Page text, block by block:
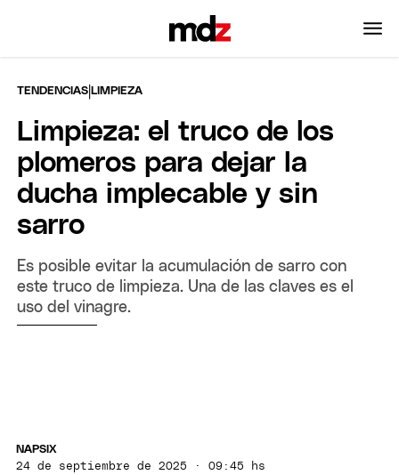
TENDENCIAS |LIMPIEZA
Limpieza: el truco de los
plomeros para dejar la
ducha implecable y sin
sarro
Es posible evitar la acumulación de sarro con
este truco de limpieza. Una de las claves es el
uso del vinagre.
NAPSIX
24 de septiembre de 2025 · 09:45 hs